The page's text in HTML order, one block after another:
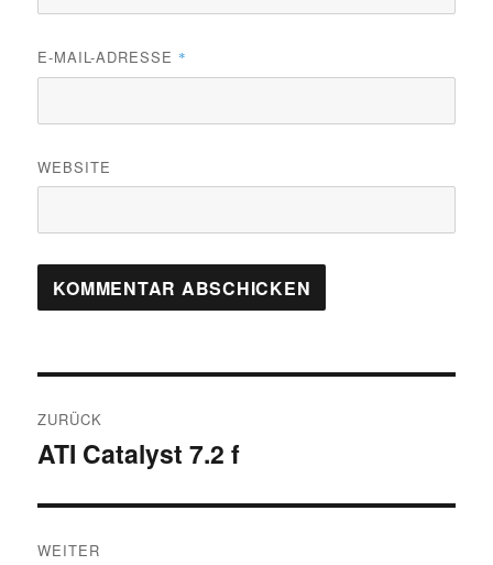
E-MAIL-ADRESSE *
WEBSITE
ZURÜCK
Vorheriger
ATI Catalyst 7.2 f
WEITER